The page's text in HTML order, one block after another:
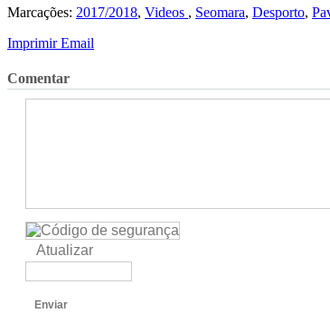
Marcações: 2017/2018, Videos , Seomara, Desporto,
ImprimirEmail
Comentar
Atualizar
Enviar